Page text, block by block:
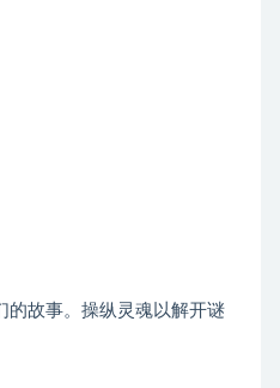
的故事。操纵灵魂以解开谜